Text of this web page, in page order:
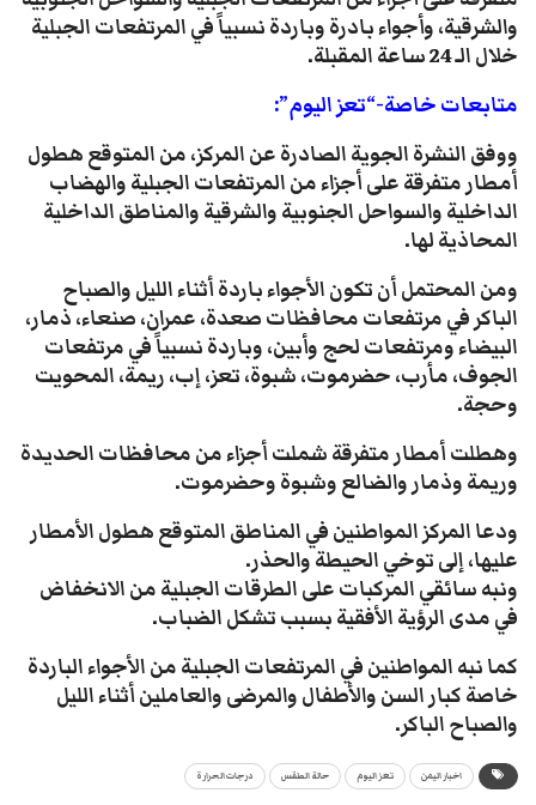
والشرقية، وأجواء بادرة وباردة نسبياً في المرتفعات الجبلية
خلال الـ 24 ساعة المقبلة.
متابعات خاصة-“تعز اليوم”:
ووفق النشرة الجوية الصادرة عن المركز، من المتوقع هطول
أمطار متفرقة على أجزاء من المرتفعات الجبلية والهضاب
الداخلية والسواحل الجنوبية والشرقية والمناطق الداخلية
المحاذية لها.
ومن المحتمل أن تكون الأجواء باردة أثناء الليل والصباح
الباكر في مرتفعات محافظات صعدة، عمران، صنعاء، ذمار،
البيضاء ومرتفعات لحج وأبين، وباردة نسبياً في مرتفعات
الجوف، مأرب، حضرموت، شبوة، تعز، إب، ريمة، المحويت
وحجة.
وهطلت أمطار متفرقة شملت أجزاء من محافظات الحديدة
وريمة وذمار والضالع وشبوة وحضرموت.
ودعا المركز المواطنين في المناطق المتوقع هطول الأمطار
عليها، إلى توخي الحيطة والحذر.
ونبه سائقي المركبات على الطرقات الجبلية من الانخفاض
في مدى الرؤية الأفقية بسبب تشكل الضباب.
كما نبه المواطنين في المرتفعات الجبلية من الأجواء الباردة
خاصة كبار السن والأطفال والمرضى والعاملين أثناء الليل
والصباح الباكر.
اخبار اليمن تعز اليوم حالة الطقس درجات الحرارة